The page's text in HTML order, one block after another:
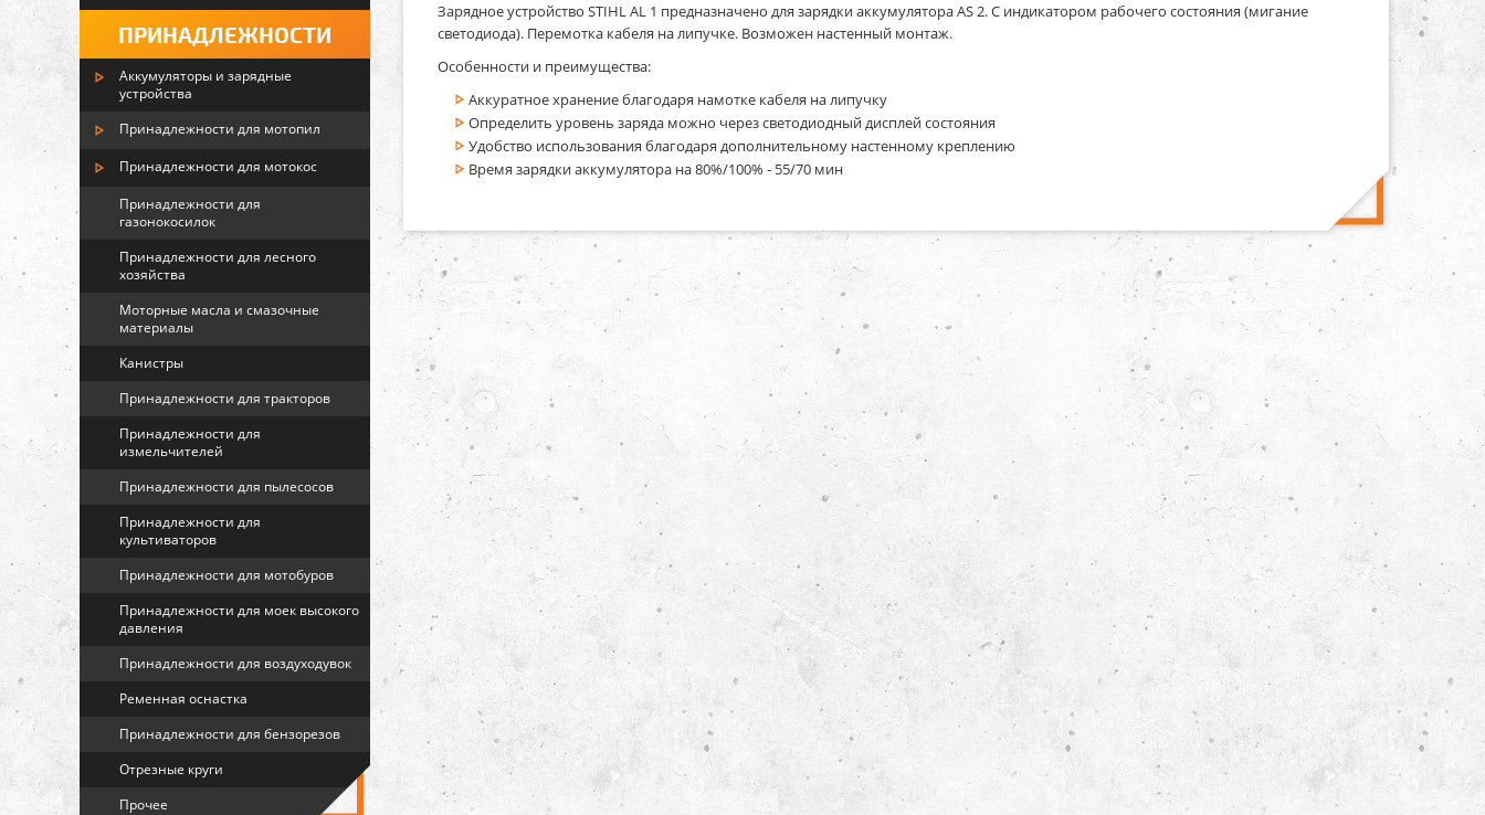
ПРИНАДЛЕЖНОСТИ
Аккумуляторы и зарядные
устройства
Принадлежности для мотопил
Принадлежности для мотокос
Принадлежности для
газонокосилок
Принадлежности для лесного
хозяйства
Моторные масла и смазочные
материалы
Канистры
Принадлежности для тракторов
Принадлежности для
измельчителей
Принадлежности для пылесосов
Принадлежности для
культиваторов
Принадлежности для мотобуров
Принадлежности для моек высокого
давления
Принадлежности для воздуходувок
Ременная оснастка
Принадлежности для бензорезов
Отрезные круги
Прочее
Зарядное устройство STIHL AL 1 предназначено для зарядки аккумулятора AS 2. С индикатором рабочего состояния (мигание
светодиода). Перемотка кабеля на липучке. Возможен настенный монтаж.
Особенности и преимущества:
Аккуратное хранение благодаря намотке кабеля на липучку
Определить уровень заряда можно через светодиодный дисплей состояния
Удобство использования благодаря дополнительному настенному креплению
Время зарядки аккумулятора на 80%/100% - 55/70 мин